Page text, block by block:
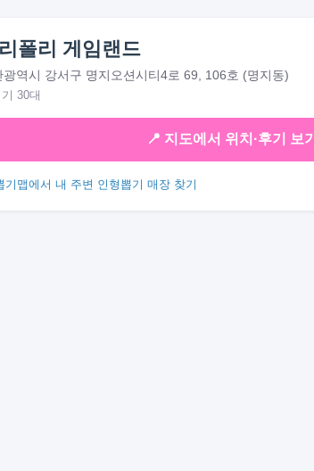
폴리 게임랜드
광역시 강서구 명지오션시티4로 69, 106호 (명지동)
30대
📍 지도에서 위치·후기 보기
맵에서 내 주변 인형뽑기 매장 찾기